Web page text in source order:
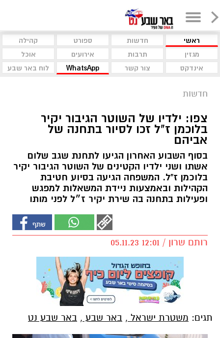
ראשי חדשות ספורט
קהילה
מגזין
תרבות אירועים
אוכל
אינדקס
צור קשר WhatsApp לוח באר שבע
חדשות
צפו: ילדיו של השוטר הגיבור יקיר
בלוכמן ז"ל זכו לסיור בתחנה של
אביהם
בסוף השבוע האחרון הגיעו לתחנת שגב שלום
אשתו ושני ילדיו הקטינים של השוטר הגיבור יקיר
בלוכמן ז"ל. המשפחה הגיעה בסיוע חטיבת
הקהילות ובאמצעות ניידת המשאלות למפגש
ופעילות בתחנה בה שירת יקיר ז״ל לפני מותו
רותם שרון / 12:01 05.11.23
תגים: משטרת ישראל , באר שבע , באר שבע נט